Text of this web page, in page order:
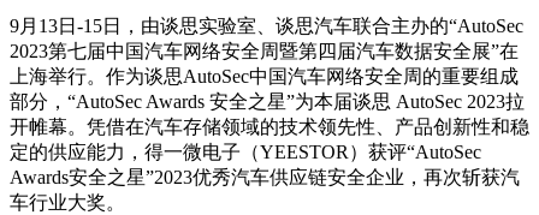
9月13日-15日，由谈思实验室、谈思汽车联合主办的“AutoSec
2023第七届中国汽车网络安全周暨第四届汽车数据安全展”在
上海举行。作为谈思AutoSec中国汽车网络安全周的重要组成
部分，“AutoSec Awards 安全之星”为本届谈思 AutoSec 2023拉
开帷幕。凭借在汽车存储领域的技术领先性、产品创新性和稳
定的供应能力，得一微电子（YEESTOR）获评“AutoSec
Awards安全之星”2023优秀汽车供应链安全企业，再次斩获汽
车行业大奖。